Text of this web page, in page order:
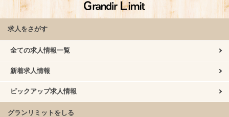
求人をさがす
全ての求人情報一覧
新着求人情報
ピックアップ求人情報
グランリミットをしる